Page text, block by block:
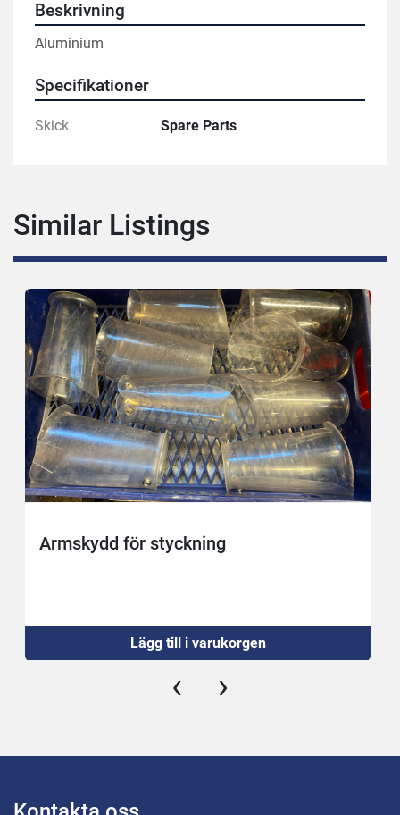
Beskrivning
Aluminium
Specifikationer
Skick Spare Parts
Similar Listings
Armskydd för styckning
Lägg till i varukorgen
‹ ›